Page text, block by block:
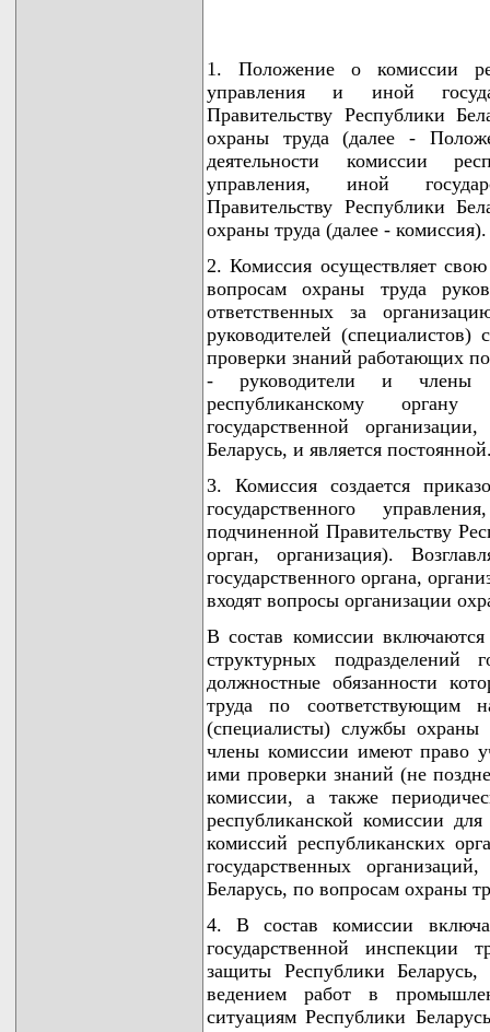
1. Положение о комиссии
управления и иной
Правительству Республики
охраны труда (далее -
деятельности комиссии
управления, иной
Правительству Республики
охраны труда (далее - комиссия).
2. Комиссия осуществляет
вопросам охраны труда
ответственных за
руководителей
проверки знаний работающих
- руководители и члены
республиканскому органу
государственной
Беларусь, и является
3. Комиссия создается
государственного
подчиненной Правительству
орган, организация).
государственного органа,
входят вопросы организации
В состав комиссии включаются
структурных подразделений
должностные обязанности
труда по соответствующим
(специалисты) службы
члены комиссии имеют право
ими проверки знаний (не
комиссии, а также
республиканской комиссии
комиссий республиканских
государственных
Беларусь, по вопросам охраны
4. В состав комиссии
государственной инспекции
защиты Республики
ведением работ в
ситуациям Республики